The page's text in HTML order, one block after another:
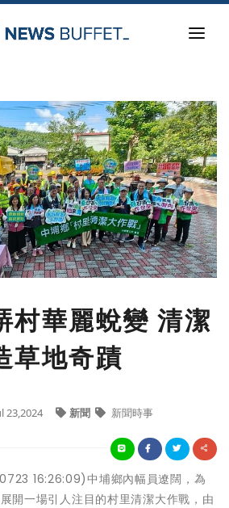
村華麗蛻變 清潔
草地奇蹟
23,2024 新聞 新聞時事
16:26:09)中埔鄉內幅員遼闊，為
開一場引人注目的村里清潔大作戰，由